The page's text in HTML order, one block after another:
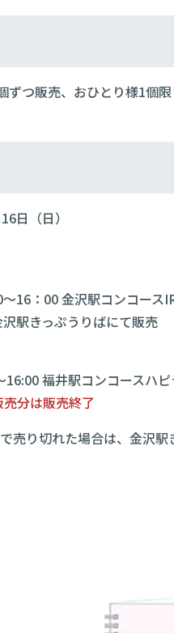
ずつ販売、おひとり様1個
日（日）
16：00 金沢駅コンコース
駅きっぷうりばにて販売
福井駅コンコースハ
分は販売終了
売り切れた場合は、金沢駅